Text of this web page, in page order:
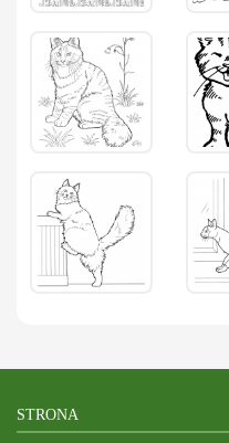
STRONA